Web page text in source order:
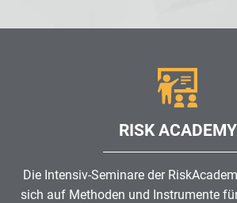
RISK ACADEMY
Die Intensiv-Seminare der
sich auf Methoden und Instrumente